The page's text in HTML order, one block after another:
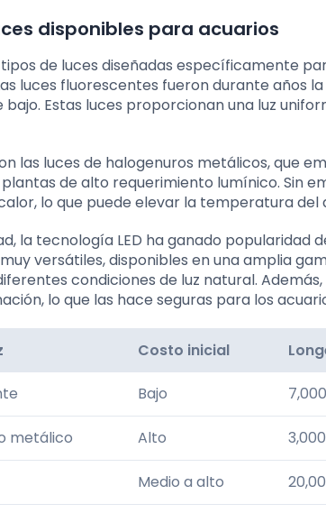
disponibles para acuarios
de luces diseñadas específicamente
luces fluorescentes fueron durante años
Estas luces proporcionan una luz
las luces de halogenuros metálicos, que
de alto requerimiento lumínico. Sin
lo que puede elevar la temperatura del
la tecnología LED ha ganado popularidad
muy versátiles, disponibles en una amplia
condiciones de luz natural.
lo que las hace seguras para los
Costo inicial
Bajo
metálico Alto
Medio a alto